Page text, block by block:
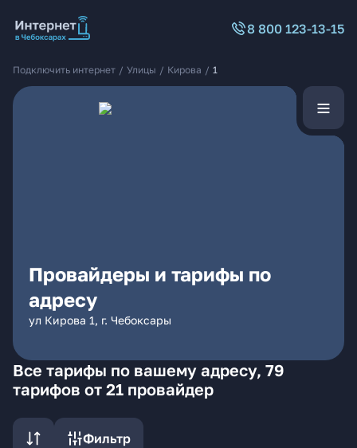
8 800 123-13-15
Подключить интернет / Улицы / Кирова / 1
Провайдеры и тарифы по
адресу
ул Кирова 1, г. Чебоксары
Все тарифы по вашему адресу, 79
тарифов от 21 провайдер
Фильтр